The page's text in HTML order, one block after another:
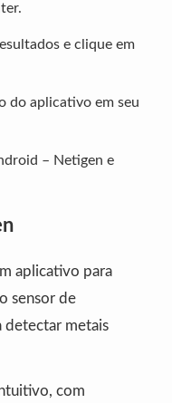
e clique em
do aplicativo em seu
– Netigen e
aplicativo para
sensor de
detectar metais
com